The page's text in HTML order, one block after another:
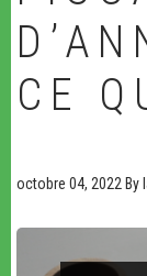
CE
octobre 04, 2022 By